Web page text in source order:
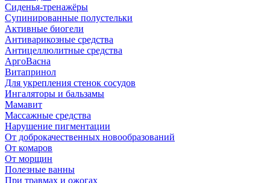
Сиденья-тренажёры
Супинированные полустельки
Активные биогели
Антиварикозные средства
Антицеллюлитные средства
АргоВасна
Витапринол
Для укрепления стенок сосудов
Ингаляторы и бальзамы
Мамавит
Массажные средства
Нарушение пигментации
От доброкачественных новообразований
От комаров
От морщин
Полезные ванны
При травмах и ожогах